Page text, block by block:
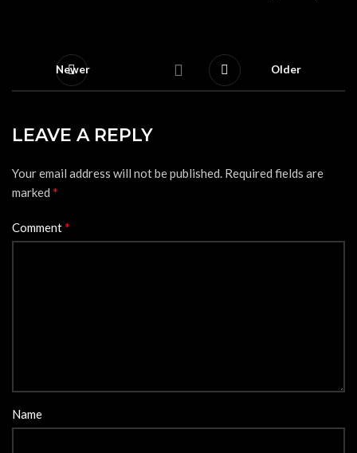
Newer Older
LEAVE A REPLY
Your email address will not be published. Required fields are
marked *
Comment*
Name